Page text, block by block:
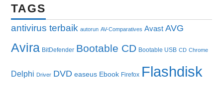
TAGS
antivirus terbaik autorun AV-Comparatives Avast AVG
Avira BitDefender Bootable CD Bootable USB CD Chrome
Delphi Driver DVD easeus Ebook Firefox Flashdisk